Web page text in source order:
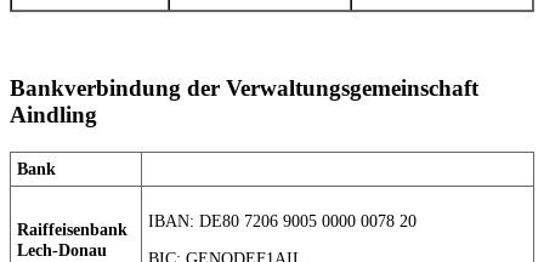
Bankverbindung der Verwaltungsgemeinschaft
Aindling
Bank
Raiffeisenbank
Lech-Donau
IBAN: DE80 7206 9005 0000 0078 20